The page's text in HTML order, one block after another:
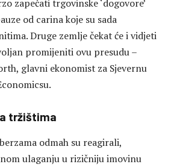
zapečati trgovinske ‘dogovore’
od carina koje su sada
Druge zemlje čekat će i vidjeti
promijeniti ovu presudu –
glavni ekonomist za Sjevernu
tržištima
odmah su reagirali,
ulaganju u rizičniju imovinu